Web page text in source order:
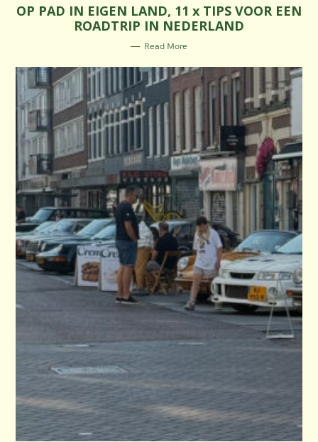
T
E
O
R
I
S
OP PAD IN EIGEN LAND, 11 x TIPS VOOR EEN
ROADTRIP IN NEDERLAND
Read More